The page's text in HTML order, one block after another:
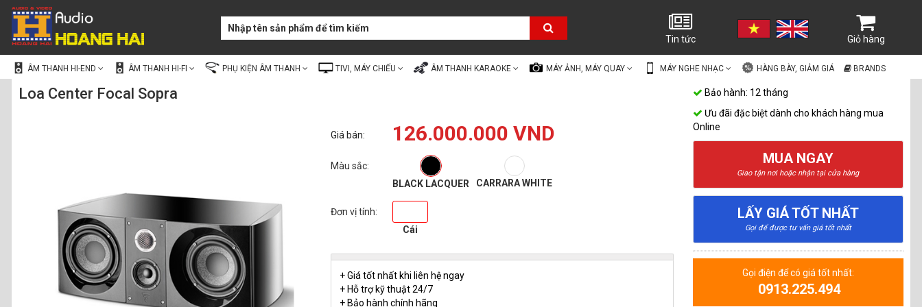
Tin tức Giỏ hàng
ÂM THANH HI-END ÂM THANH HI-FI PHỤ KIỆN ÂM THANH TIVI, MÁY CHIẾU ÂM THANH KARAOKE MÁY ẢNH, MÁY QUAY MÁY NGHE NHẠC HÀNG BÀY, GIẢM GIÁ BRANDS
Loa Center Focal Sopra
Giá bán: 126.000.000 VND
Màu sắc:
BLACK LACQUER
CARRARA WHITE
Đơn vị tính:
Cái
+ Giá tốt nhất khi liên hệ ngay
+ Hỗ trợ kỹ thuật 24/7
+ Bảo hành chính hãng
Bảo hành: 12 tháng
Ưu đãi đặc biệt dành cho khách hàng mua
Online
MUA NGAY
Giao tận nơi hoặc nhận tại cửa hàng
LẤY GIÁ TỐT NHẤT
Gọi để được tư vấn giá tốt nhất
Gọi điện để có giá tốt nhất:
0913.225.494